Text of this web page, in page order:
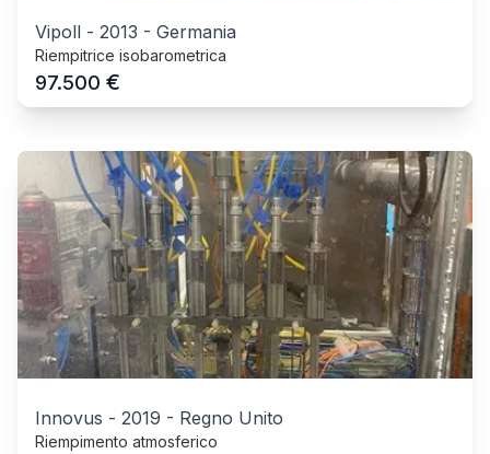
Vipoll - 2013 - Germania
Riempitrice isobarometrica
97.500 €
Innovus - 2019 - Regno Unito
Riempimento atmosferico